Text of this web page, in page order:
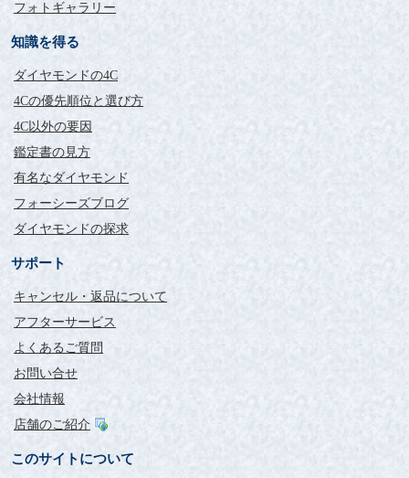
評価：
東京都 HS様
私は持病があり少し落ち込む日や動けない日があります。
物が。
梱包の綺麗さとソーティングの数値、高級感のあるボックスに
輝く天然石。
午後はなんと！あんなに具合の悪かった私が部屋の掃除をした
りとても効率的に動けました。
今回注文させて頂いたのは、0.4カラットのピアスと0.3カラット
のネックレス。
どちらも4本爪のものです。
着用した感想は、0.4カラットの物を私の年齢(20代)でつけると
4本爪のものだからかなと思い伏せ込み式のものにリフォームを
お願いしました。
予算の都合でネックレスを0.3カラットにしたのに、結局0.3カラ
ットのピアスと0.4カラットの伏せ込み式のネックレスを追加購
入してしまいました。汗
分割払いで支払ったので、おかげで仕事が捗れます！
生きていこうと思いました。
フォトギャラリー
知識を得る
ダイヤモンドの4C
4Cの優先順位と選び方
4C以外の要因
鑑定書の見方
有名なダイヤモンド
フォーシーズブログ
ダイヤモンドの探求
サポート
キャンセル・返品について
アフターサービス
よくあるご質問
お問い合せ
会社情報
店舗のご紹介
このサイトについて